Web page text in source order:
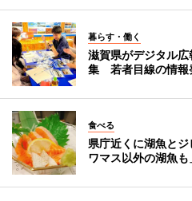
暮らす・働く
滋賀県がデジタル
集 若者目線の情報
食べる
県庁近くに湖魚と
ワマス以外の湖魚も